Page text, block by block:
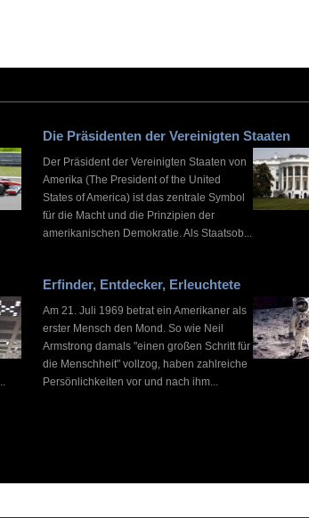
Die Präsidenten der Vereinigten Staaten
Der Präsident der Vereinigten Staaten von
Amerika (The President of the United
States of America) ist das zentrale Symbol
für die Macht und die Prinzipien der
amerikanischen Demokratie. Als Staatsob...
Erfinder, Entdecker, Erleuchtete
Am 21. Juli 1969 betrat ein Amerikaner als
erster Mensch den Mond. So wie Neil
Armstrong damals "einen großen Schritt für
die Menschheit" vollzog, haben zahlreiche
Persönlichkeiten vor und nach ihm...